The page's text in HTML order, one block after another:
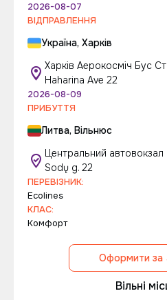
2026-08-07
ВІДПРАВЛЕННЯ
Україна, Харків
Харків Аерокосміч Бус
Haharina Ave 22
2026-08-09
ПРИБУТТЯ
Литва, Вільнюс
Центральний автовокзал
Sodų g. 22
ПЕРЕВІЗНИК:
Ecolines
КЛАС:
Комфорт
Оформити за
Вільні